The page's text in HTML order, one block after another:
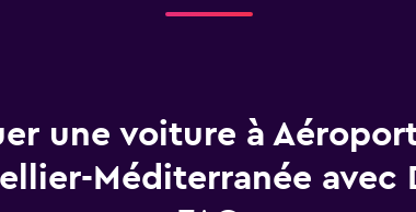
une voiture à
Méditerranée avec